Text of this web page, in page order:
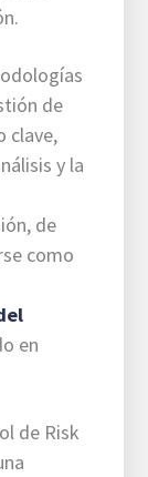
de
clave,
y la
de
como
en
de Risk